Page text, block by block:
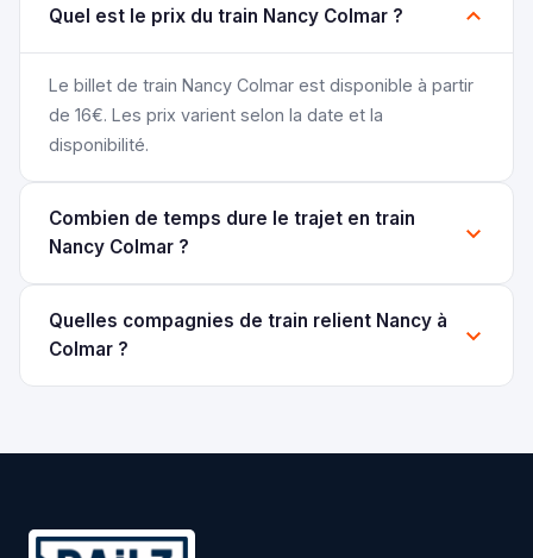
Quel est le prix du train Nancy Colmar ?
Le billet de train Nancy Colmar est disponible à partir
de 16€. Les prix varient selon la date et la
disponibilité.
Combien de temps dure le trajet en train
Nancy Colmar ?
Quelles compagnies de train relient Nancy à
Colmar ?